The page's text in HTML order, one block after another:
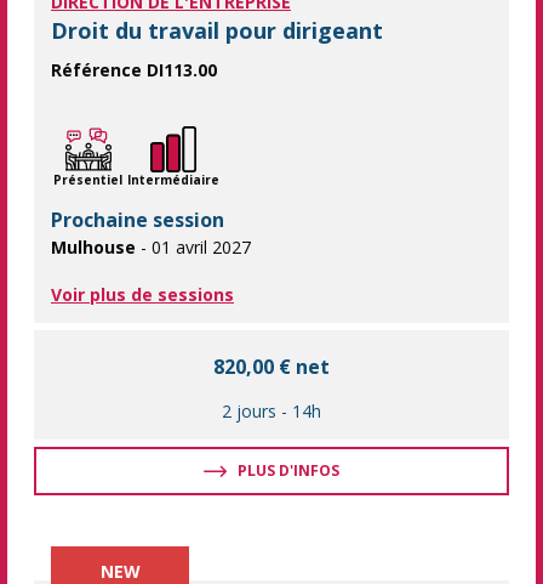
Droit du travail pour dirigeant
Référence DI113.00
Présentiel Intermédiaire
Prochaine session
Mulhouse - 01 avril 2027
Voir plus de sessions
820,00 € net
2 jours - 14h
PLUS D'INFOS
NEW